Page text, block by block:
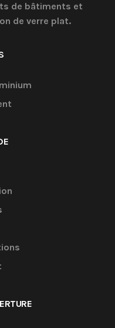
de bâtiments et
de verre plat.